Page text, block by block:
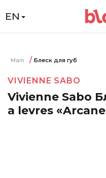
EN
Main Блеск для губ
VIVIENNE SABO
Vivienne Sabo
a levres